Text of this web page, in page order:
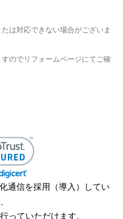
は対応できない場合がございま
のでリフォームページにてご確
通信を採用（導入）してい
っていただけます。